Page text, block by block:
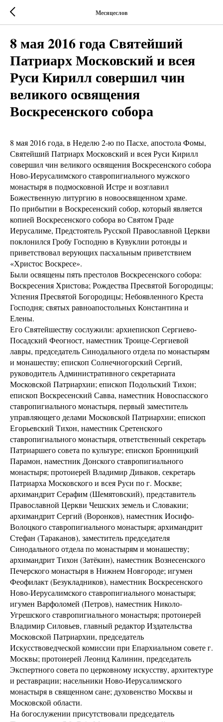
Месяцеслов
8 мая 2016 года Святейший
Патриарх Московский и всея
Руси Кирилл совершил чин
великого освящения
Воскресенского собора
8 мая 2016 года, в Неделю 2-ю по Пасхе, апостола Фомы,
Святейший Патриарх Московский и всея Руси Кирилл
совершил чин великого освящения Воскресенского собора
Ново-Иерусалимского ставропигиального мужского
монастыря в подмосковной Истре и возглавил
Божественную литургию в новоосвященном храме.
По прибытии в Воскресенский собор, который является
копией Воскресенского собора во Святом Граде
Иерусалиме, Предстоятель Русской Православной Церкви
поклонился Гробу Господню в Кувуклии ротонды и
приветствовал верующих пасхальным приветствием
«Христос Воскресе».
Были освящены пять престолов Воскресенского собора:
Воскресения Христова; Рождества Пресвятой Богородицы;
Успения Пресвятой Богородицы; Небоявленного Креста
Господня; святых равноапостольных Константина и
Елены.
Его Святейшеству сослужили: архиепископ Сергиево-
Посадский Феогност, наместник Троице-Сергиевой
лавры, председатель Синодального отдела по монастырям
и монашеству; епископ Солнечногорский Сергий,
руководитель Административного секретариата
Московской Патриархии; епископ Подольский Тихон;
епископ Воскресенский Савва, наместник Новоспасского
ставропигиального монастыря, первый заместитель
управляющего делами Московской Патриархии; епископ
Егорьевский Тихон, наместник Сретенского
ставропигиального монастыря, ответственный секретарь
Патриаршего совета по культуре; епископ Бронницкий
Парамон, наместник Донского ставропигиального
монастыря; протоиерей Владимир Диваков, секретарь
Патриарха Московского и всея Руси по г. Москве;
архимандрит Серафим (Шемятовский), представитель
Православной Церкви Чешских земель и Словакии;
архимандрит Сергий (Воронков), наместник Иосифо-
Волоцкого ставропигиального монастыря; архимандрит
Стефан (Тараканов), заместитель председателя
Синодального отдела по монастырям и монашеству;
архимандрит Тихон (Затёкин), наместник Вознесенского
Печерского монастыря в Нижнем Новгороде; игумен
Феофилакт (Безукладников), наместник Воскресенского
Ново-Иерусалимского ставропигиального монастыря;
игумен Варфоломей (Петров), наместник Николо-
Угрешского ставропигиального монастыря; протоиерей
Владимир Силовьев, главный редактор Издательства
Московской Патриархии, председатель
Искусствоведческой комиссии при Епархиальном совете г.
Москвы; протоиерей Леонид Калинин, председатель
Экспертного совета по церковному искусству, архитектуре
и реставрации; насельники Ново-Иерусалимского
монастыря в священном сане; духовенство Москвы и
Московской области.
На богослужении присутствовали председатель